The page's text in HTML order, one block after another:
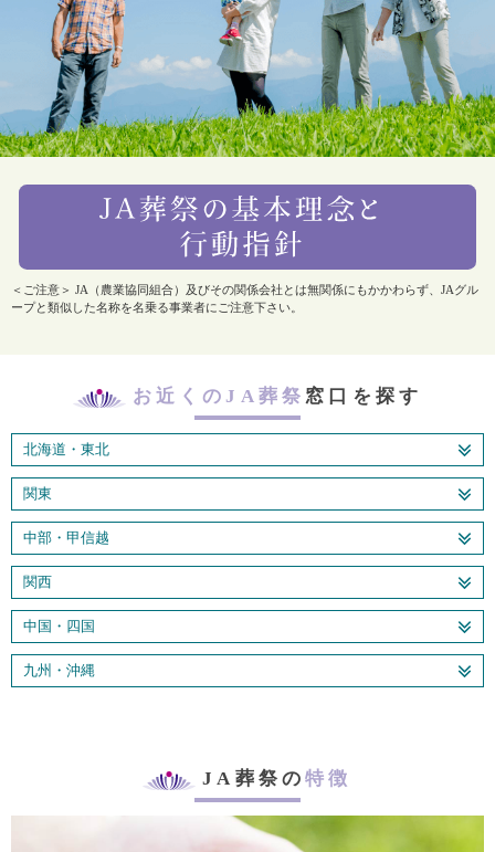
＜ご注意＞ JA（農業協同組合）及びその関係会社とは無関係にもかかわらず、JAグル
ープと類似した名称を名乗る事業者にご注意下さい。
お近くのJA葬祭 窓口を探す
北海道・東北
関東
中部・甲信越
関西
中国・四国
九州・沖縄
JA葬祭の特徴